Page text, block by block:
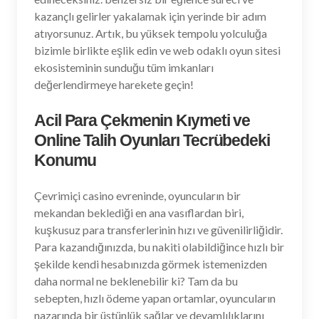
kazançlı gelirler yakalamak için yerinde bir adım
atıyorsunuz. Artık, bu yüksek tempolu yolculuğa
bizimle birlikte eşlik edin ve web odaklı oyun sitesi
ekosisteminin sunduğu tüm imkanları
değerlendirmeye harekete geçin!
Acil Para Çekmenin Kıymeti ve
Online Talih Oyunları Tecrübedeki
Konumu
Çevrimiçi casino evreninde, oyuncuların bir
mekandan beklediği en ana vasıflardan biri,
kuşkusuz para transferlerinin hızı ve güvenilirliğidir.
Para kazandığınızda, bu nakiti olabildiğince hızlı bir
şekilde kendi hesabınızda görmek istemenizden
daha normal ne beklenebilir ki? Tam da bu
sebepten, hızlı ödeme yapan ortamlar, oyuncuların
nazarında bir üstünlük sağlar ve devamlılıklarını